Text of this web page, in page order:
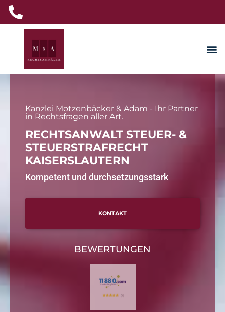
Kanzlei Motzenbäcker & Adam - Ihr Partner
in Rechtsfragen aller Art.
RECHTSANWALT STEUER- &
STEUERSTRAFRECHT
KAISERSLAUTERN
Kompetent und durchsetzungsstark
KONTAKT
BEWERTUNGEN